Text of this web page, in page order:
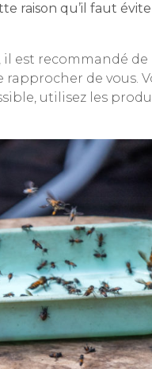
raison qu’il faut
est recommandé
de vous.
utilisez les